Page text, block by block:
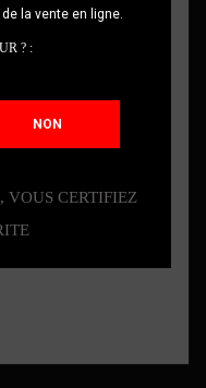
la vente en ligne.
? :
NON
VOUS CERTIFIEZ